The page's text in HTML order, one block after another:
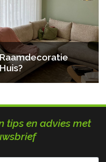
tips en advies met